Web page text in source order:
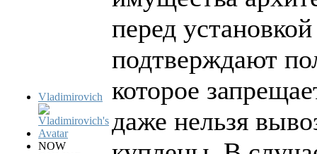
Vladimirovich
NOW
перед
подтверждают
которое
даже нельзя